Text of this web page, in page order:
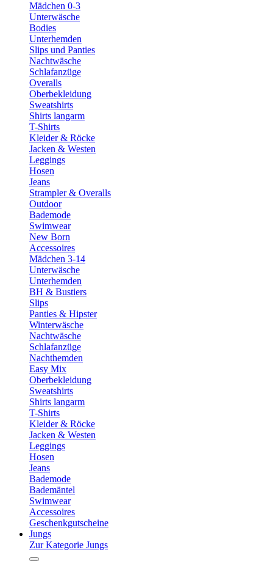
Mädchen 0-3
Unterwäsche
Bodies
Unterhemden
Slips und Panties
Nachtwäsche
Schlafanzüge
Overalls
Oberbekleidung
Sweatshirts
Shirts langarm
T-Shirts
Kleider & Röcke
Jacken & Westen
Leggings
Hosen
Jeans
Strampler & Overalls
Outdoor
Bademode
Swimwear
New Born
Accessoires
Mädchen 3-14
Unterwäsche
Unterhemden
BH & Bustiers
Slips
Panties & Hipster
Winterwäsche
Nachtwäsche
Schlafanzüge
Nachthemden
Easy Mix
Oberbekleidung
Sweatshirts
Shirts langarm
T-Shirts
Kleider & Röcke
Jacken & Westen
Leggings
Hosen
Jeans
Bademode
Bademäntel
Swimwear
Accessoires
Geschenkgutscheine
Jungs
Zur Kategorie Jungs